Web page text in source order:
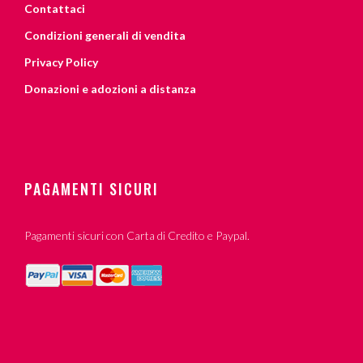
Contattaci
Condizioni generali di vendita
Privacy Policy
Donazioni e adozioni a distanza
PAGAMENTI SICURI
Pagamenti sicuri con Carta di Credito e Paypal.